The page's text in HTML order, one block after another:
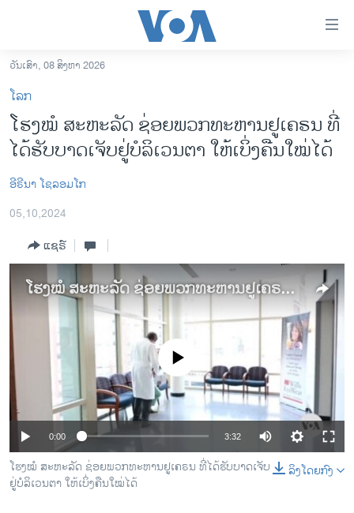
ເຂົ້າ
ຫາ
ຂ້າມ
ຂ້າມ
ຂ້າມ
ຫາ
ຊອກ
ຄົ້ນ
ລາວ
ອາເມຣິກາ
ການເລືອກຕັ້ງ ປະທານາທີບໍດີ ສະຫະລັດ 2024
ໂລກ
ເອເຊຍ
ອິດສະຫຼະພາບດ້ານການຂ່າວ
ຊີວິດຊາວລາວ
ຊຸມຊົນຊາວລາວ
ວິທະຍາສາດ-ເທັກໂນໂລຈີ
ທຸລະກິດ
ພາສາອັງກິດ
ວີດີໂອ
ສຽງ
ວັນເສົາ, 08 ສິງຫາ 2026
ໂລກ
ໂຮງໝໍ ສະຫະລັດ ຊ່ອຍພວກທະຫານຢູເຄຣນ ທີ່
ໄດ້ຮັບບາດເຈັບຢູ່ບໍລິເວນຕາ ໃຫ້ເບິ່ງຄືນໃໝ່ໄດ້
ອີຣີນາ ໂຊລອມໂກ
05,10,2024
ແຊຣ໌
ໂຮງໝໍ ສະຫະລັດ ຊ່ອຍພວກທະຫານຢູເຄຣນ ທີ່ໄດ້ຮັບບາດເຈັບຢູ່ບໍລິເວນຕາ ໃຫ້ເບິ່ງຄືນໃໝ່ໄດ້
No media source currently available
0:00 3:32
ລິງໂດຍກົງ
ໂຮງໝໍ ສະຫະລັດ ຊ່ອຍພວກທະຫານຢູເຄຣນ ທີ່ໄດ້ຮັບບາດເຈັບ
ຢູ່ບໍລິເວນຕາ ໃຫ້ເບິ່ງຄືນໃໝ່ໄດ້